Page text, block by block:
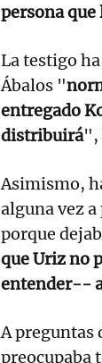
persona
La testigo
Ábalos "
entregado
distribuirá",
Asimismo,
alguna vez
porque
que Uriz no
entender--
A preguntas
preocupaba